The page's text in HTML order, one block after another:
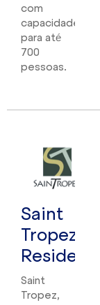
com
capacidade
para até
700
pessoas.
Saint
Tropez
Residence
Saint
Tropez,